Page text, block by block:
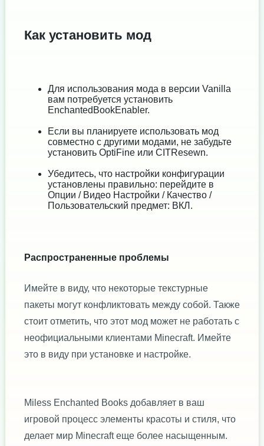
Как установить мод
Для использования мода в версии Vanilla
вам потребуется установить
EnchantedBookEnabler.
Если вы планируете использовать мод
совместно с другими модами, не забудьте
установить OptiFine или CITResewn.
Убедитесь, что настройки конфигурации
установлены правильно: перейдите в
Опции / Видео Настройки / Качество /
Пользовательский предмет: ВКЛ.
Распространенные проблемы
Имейте в виду, что некоторые текстурные
пакеты могут конфликтовать между собой. Также
стоит отметить, что этот мод может не работать с
неофициальными клиентами Minecraft. Имейте
это в виду при установке и настройке.
Miless Enchanted Books добавляет в ваш
игровой процесс элементы красоты и стиля, что
делает мир Minecraft еще более насыщенным.